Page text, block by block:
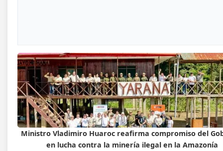
Ministro Vladimiro Huaroc reafirma compromiso del
en lucha contra la minería ilegal en la Amazonía